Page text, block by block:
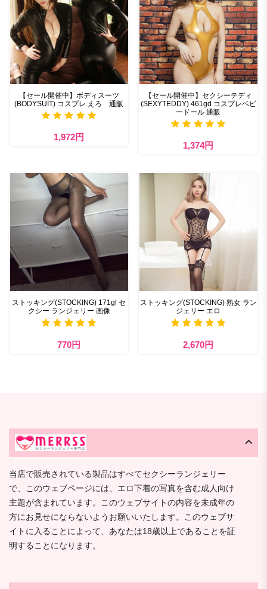
【セール開催中】ボディスーツ
(BODYSUIT) コスプレ えろ 通販
1,972円
【セール開催中】セクシーテディ
(SEXYTEDDY) 461gd コスプレベビ
ードール 通販
1,374円
ストッキング(STOCKING) 171gl セ
クシー ランジェリー 画像
770円
ストッキング(STOCKING) 熟女 ラン
ジェリー エロ
2,670円
当店で販売されている製品はすべてセクシーランジェリー
で、このウェブページには、エロ下着の写真を含む成人向け
主題が含まれています。このウェブサイトの内容を未成年の
方にお見せにならないようお願いいたします。このウェブサ
イトに入ることによって、あなたは18歳以上であることを証
明することになります。